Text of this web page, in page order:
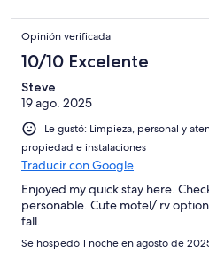
Opinión verificada
10/10 Excelente
Steve
19 ago. 2025
Le gustó: Limpieza, personal y
propiedad e instalaciones
Traducir con Google
Enjoyed my quick stay here.
personable. Cute motel/ rv
fall.
Se hospedó 1 noche en agosto de